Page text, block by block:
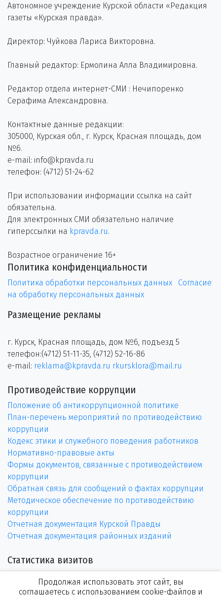
Автономное учреждение Курской области «Редакция
газеты «Курская правда».
Директор: Чуйкова Лариса Викторовна.
Главный редактор: Ермолина Алла Владимировна.
Редактор отдела интернет-СМИ : Нечипоренко
Серафима Александровна.
Контактные данные редакции:
305000, Курская обл., г. Курск, Красная площадь, дом
№6.
e-mail: info@kpravda.ru
телефон: (4712) 51-24-62
При использовании информации ссылка на сайт
обязательна.
Для электронных СМИ обязательно наличие
гиперссылки на kpravda.ru.
Возрастное ограничение 16+
Политика конфиденциальности
Политика обработки персональных данных
Согласие
на обработку персональных данных
Размещение рекламы
г. Курск, Красная площадь, дом №6, подъезд 5
телефон:(4712) 51-11-35, (4712) 52-16-86
e-mail: reklama@kpravda.ru rkursklora@mail.ru
Противодействие коррупции
Положение об антикоррупционной политике
План-перечень мероприятий по противодействию
коррупции
Кодекс этики и служебного поведения работников
Нормативно-правовые акты
Формы документов, связанные с противодействием
коррупции
Обратная связь для сообщений о фактах коррупции
Методическое обеспечение по противодействию
коррупции
Отчетная документация Курской Правды
Отчетная документация районных изданий
Статистика визитов
Продолжая использовать этот сайт, вы
соглашаетесь с использованием cookie-файлов и